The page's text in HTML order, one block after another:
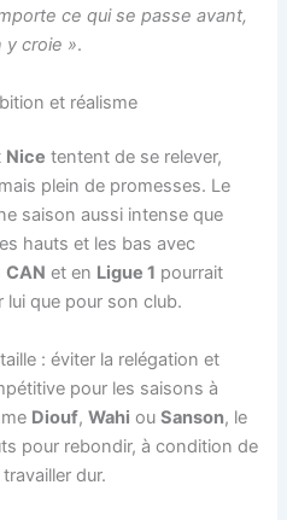
ce qui se passe avant,
y croie ».
et réalisme
Nice tentent de se relever,
plein de promesses. Le
saison aussi intense que
hauts et les bas avec
CAN et en Ligue 1 pourrait
lui que pour son club.
: éviter la relégation et
pour les saisons à
Diouf,Wahi ouSanson, le
pour rebondir, à condition de
dur.